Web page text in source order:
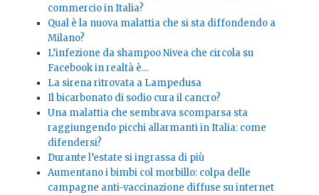
commercio in Italia?
Qual è la nuova malattia che si sta diffondendo a
Milano?
L’infezione da shampoo Nivea che circola su
Facebook in realtà è…
La sirena ritrovata a Lampedusa
Il bicarbonato di sodio cura il cancro?
Una malattia che sembrava scomparsa sta
raggiungendo picchi allarmanti in Italia: come
difendersi?
Durante l’estate si ingrassa di più
Aumentano i bimbi col morbillo: colpa delle
campagne anti-vaccinazione diffuse su internet